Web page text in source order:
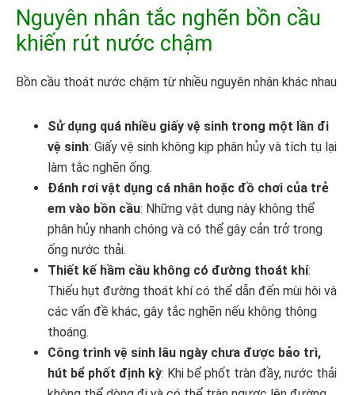
Nguyên nhân tắc nghẽn bồn cầu
khiến rút nước chậm
Bồn cầu thoát nước chậm từ nhiều nguyên nhân khác nhau
Sử dụng quá nhiều giấy vệ sinh trong một lần đi
vệ sinh: Giấy vệ sinh không kịp phân hủy và tích tụ lại
làm tắc nghẽn ống.
Đánh rơi vật dụng cá nhân hoặc đồ chơi của trẻ
em vào bồn cầu: Những vật dụng này không thể
phân hủy nhanh chóng và có thể gây cản trở trong
ống nước thải.
Thiết kế hầm cầu không có đường thoát khí:
Thiếu hụt đường thoát khí có thể dẫn đến mùi hôi và
các vấn đề khác, gây tắc nghẽn nếu không thông
thoáng.
Công trình vệ sinh lâu ngày chưa được bảo trì,
hút bể phốt định kỳ: Khi bể phốt tràn đầy, nước thải